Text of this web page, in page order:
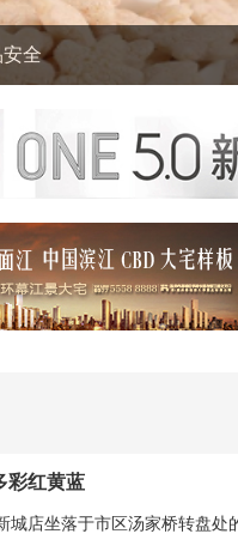
？后悔太晚看到！
彩红黄蓝
城店坐落于市区汤家桥转盘处